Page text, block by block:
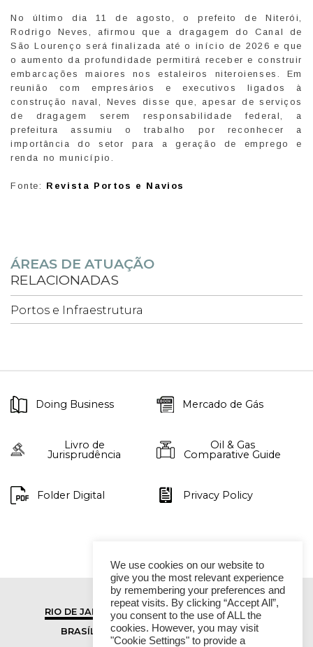
No último dia 11 de agosto, o prefeito de Niterói,
Rodrigo Neves, afirmou que a dragagem do Canal de
São Lourenço será finalizada até o início de 2026 e que
o aumento da profundidade permitirá receber e construir
embarcações maiores nos estaleiros niteroienses. Em
reunião com empresários e executivos ligados à
construção naval, Neves disse que, apesar de serviços
de dragagem serem responsabilidade federal, a
prefeitura assumiu o trabalho por reconhecer a
importância do setor para a geração de emprego e
renda no município.
Fonte: Revista Portos e Navios
ÁREAS DE ATUAÇÃO
RELACIONADAS
Portos e Infraestrutura
Doing Business Mercado de Gás
Livro de
Jurisprudência
Oil & Gas
Comparative Guide
Folder Digital Privacy Policy
RIO DE JANEIRO
SÃO PAULO
BRASÍLIA
VITÓRIA
We use cookies on our website to
give you the most relevant experience
by remembering your preferences and
repeat visits. By clicking “Accept All”,
you consent to the use of ALL the
cookies. However, you may visit
"Cookie Settings" to provide a